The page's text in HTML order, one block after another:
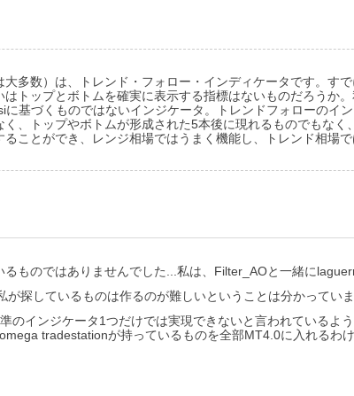
多数）は、トレンド・フォロー・インディケータです。す
トップとボトムを確実に表示する指標はないものだろうか
基づくものではないインジケータ。トレンドフォローのイ
、トップやボトムが形成された5本後に現れるものでもな
ことができ、レンジ相場ではうまく機能し、トレンド相場
ものではありませんでした...私は、Filter_AOと一緒に
探しているものは作るのが難しいということは分かっていま
のインジケータ1つだけでは実現できないと言われているよ
tradestationが持っているものを全部MT4.0に入れるわけ